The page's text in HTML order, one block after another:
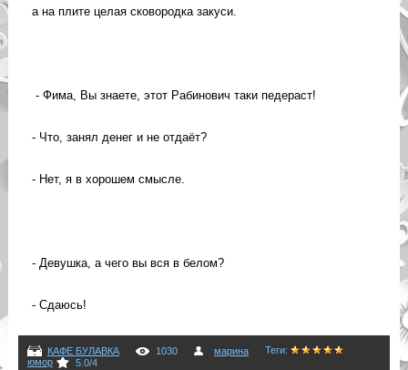
а на плите целая сковородка закуси.
- Фима, Вы знаете, этот Рабинович таки педераст!
- Что, занял денег и не отдаёт?
- Нет, я в хорошем смысле.
- Девушка, а чего вы вся в белом?
- Сдаюсь!
КАФЕ БУЛАВКА 1030 марина Теги:
юмор
5.0/4